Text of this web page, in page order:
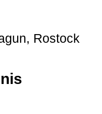
Rostock